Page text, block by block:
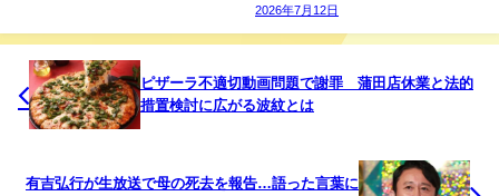
2026年7月12日
ピザーラ不適切動画問題で謝罪 蒲田店休業と法的
措置検討に広がる波紋とは
有吉弘行が生放送で母の死去を報告…語った言葉に